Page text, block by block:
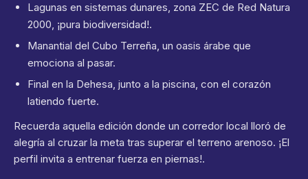
Lagunas en sistemas dunares, zona ZEC de Red Natura
2000, ¡pura biodiversidad!.
Manantial del Cubo Terreña, un oasis árabe que
emociona al pasar.
Final en la Dehesa, junto a la piscina, con el corazón
latiendo fuerte.
Recuerda aquella edición donde un corredor local lloró de
alegría al cruzar la meta tras superar el terreno arenoso. ¡El
perfil invita a entrenar fuerza en piernas!.